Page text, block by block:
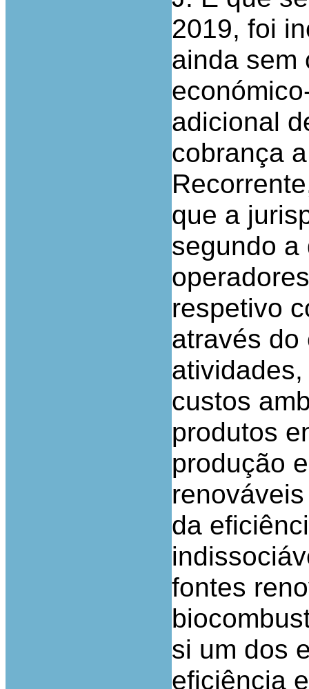
2019, foi
ainda sem
adicional
cobrança
que a
segundo a
respetivo
através
custos
produtos
produção
da
fontes
si um dos
eficiência